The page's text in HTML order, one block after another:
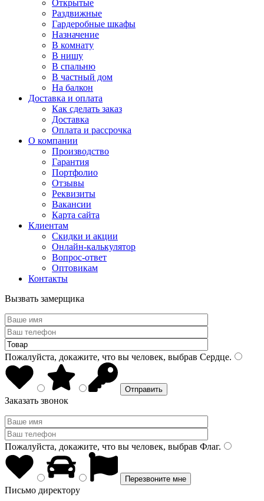
Открытые
Раздвижные
Гардеробные шкафы
Назначение
В комнату
В нишу
В спальню
В частный дом
На балкон
Доставка и оплата
Как сделать заказ
Доставка
Оплата и рассрочка
О компании
Производство
Гарантия
Портфолио
Отзывы
Реквизиты
Вакансии
Карта сайта
Клиентам
Скидки и акции
Онлайн-калькулятор
Вопрос-ответ
Оптовикам
Контакты
Вызвать замерщика
Пожалуйста, докажите, что вы человек, выбрав Сердце.
Заказать звонок
Пожалуйста, докажите, что вы человек, выбрав Флаг.
Письмо директору